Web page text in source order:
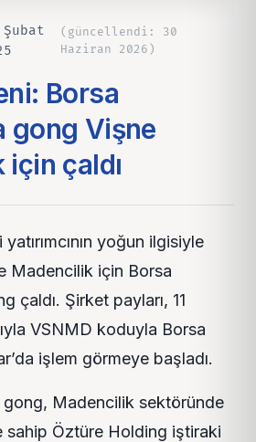
( güncellendi : 30
Haziran 2026 )
Borsa
gong Vişne
çaldı
yoğun ilgisiyle
Madencilik için Borsa
çaldı. Şirket payları, 11
VSNMD koduyla Borsa
işlem görmeye başladı.
gong, Madencilik sektöründe
sahip Öztüre Holding iştiraki